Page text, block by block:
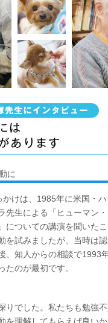
に
けは、1985年に米国・
先生による「ヒューマン
についての講演を聞いた
を試みましたが、当時は
、知人からの相談で1993
たのが最初です。
りでした。私たちも勉強